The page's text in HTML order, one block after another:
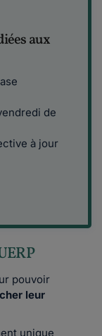
aux
de
à jour
pouvoir
leur
unique